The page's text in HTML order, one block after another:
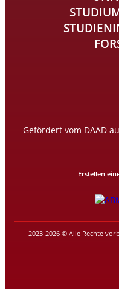
Gefördert vom DAAD
2023-2026 © Alle Rechte
Erstellen